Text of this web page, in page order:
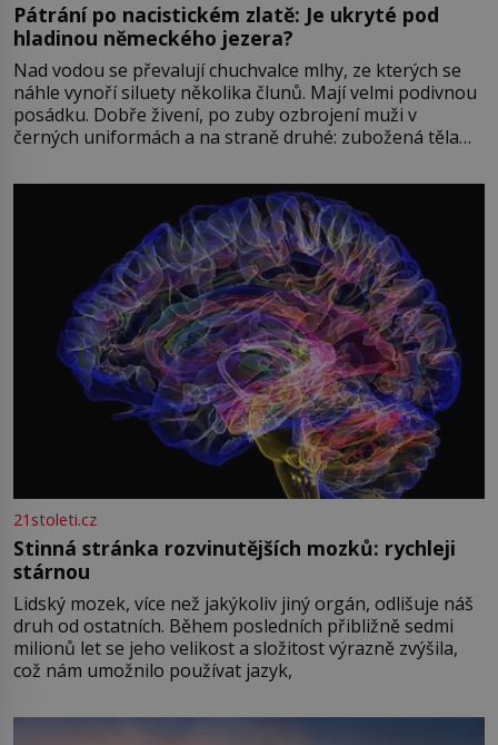
Pátrání po nacistickém zlatě: Je ukryté pod
hladinou německého jezera?
Nad vodou se převalují chuchvalce mlhy, ze kterých se
náhle vynoří siluety několika člunů. Mají velmi podivnou
posádku. Dobře živení, po zuby ozbrojení muži v
černých uniformách a na straně druhé: zubožená těla
přízračná scéna znamená? Je jaro roku 1945, druhá
světová válka se chýlí ke konci. Jezero Stolpsee
21stoleti.cz
Stinná stránka rozvinutějších mozků: rychleji
stárnou
Lidský mozek, více než jakýkoliv jiný orgán, odlišuje náš
druh od ostatních. Během posledních přibližně sedmi
milionů let se jeho velikost a složitost výrazně zvýšila,
což nám umožnilo používat jazyk,